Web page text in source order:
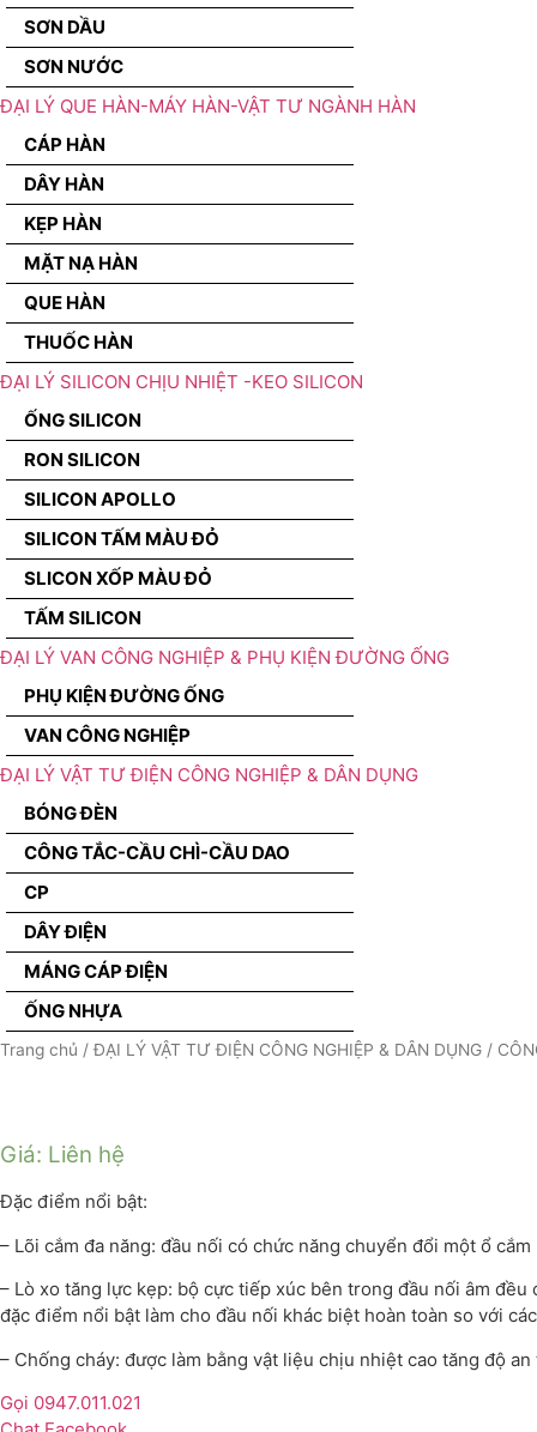
SƠN DẦU
SƠN NƯỚC
ĐẠI LÝ QUE HÀN-MÁY HÀN-VẬT TƯ NGÀNH HÀN
CÁP HÀN
DÂY HÀN
KẸP HÀN
MẶT NẠ HÀN
QUE HÀN
THUỐC HÀN
ĐẠI LÝ SILICON CHỊU NHIỆT -KEO SILICON
ỐNG SILICON
RON SILICON
SILICON APOLLO
SILICON TẤM MÀU ĐỎ
SLICON XỐP MÀU ĐỎ
TẤM SILICON
ĐẠI LÝ VAN CÔNG NGHIỆP & PHỤ KIỆN ĐƯỜNG ỐNG
PHỤ KIỆN ĐƯỜNG ỐNG
VAN CÔNG NGHIỆP
ĐẠI LÝ VẬT TƯ ĐIỆN CÔNG NGHIỆP & DÂN DỤNG
BÓNG ĐÈN
CÔNG TẮC-CẦU CHÌ-CẦU DAO
CP
DÂY ĐIỆN
MÁNG CÁP ĐIỆN
ỐNG NHỰA
Trang chủ /ĐẠI LÝ VẬT TƯ ĐIỆN CÔNG NGHIỆP & DÂN DỤNG /
Giá: Liên hệ
Đặc điểm nổi bật:
– Lõi cắm đa năng: đầu nối có chức năng chuyển đổi một ổ
– Lò xo tăng lực kẹp: bộ cực tiếp xúc bên trong đầu nối âm
đặc điểm nổi bật làm cho đầu nối khác biệt hoàn toàn so với
– Chống cháy: được làm bằng vật liệu chịu nhiệt cao tăng độ
Gọi 0947.011.021